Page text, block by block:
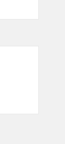
ました｡